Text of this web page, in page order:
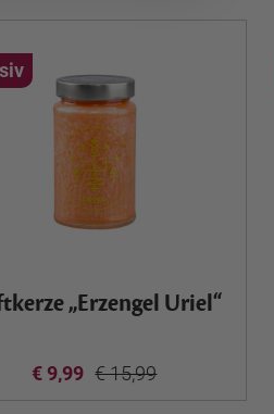
„Erzengel Uriel“
€ 9,99 € 15,99